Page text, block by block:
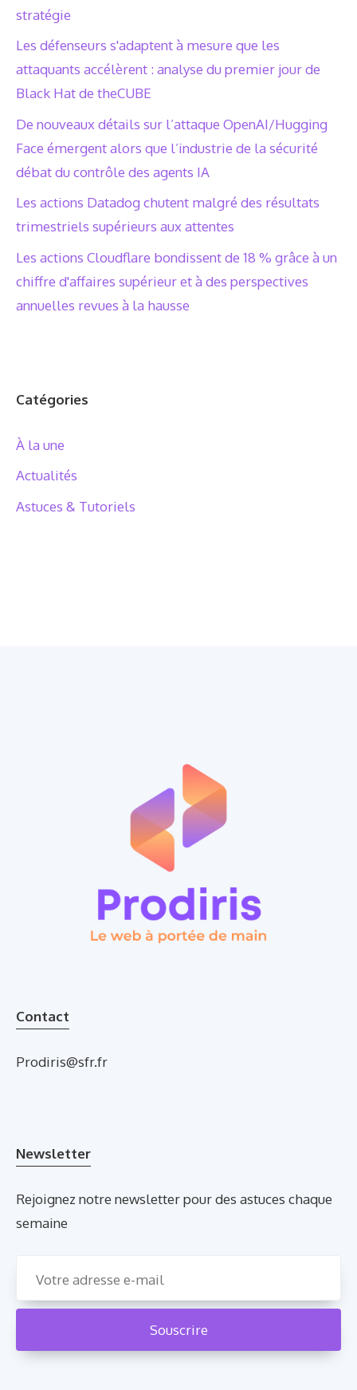
stratégie
Les défenseurs s'adaptent à mesure que les
attaquants accélèrent : analyse du premier jour de
Black Hat de theCUBE
De nouveaux détails sur l’attaque OpenAI/Hugging
Face émergent alors que l’industrie de la sécurité
débat du contrôle des agents IA
Les actions Datadog chutent malgré des résultats
trimestriels supérieurs aux attentes
Les actions Cloudflare bondissent de 18 % grâce à un
chiffre d'affaires supérieur et à des perspectives
annuelles revues à la hausse
Catégories
À la une
Actualités
Astuces & Tutoriels
Contact
Prodiris@sfr.fr
Newsletter
Rejoignez notre newsletter pour des astuces chaque
semaine